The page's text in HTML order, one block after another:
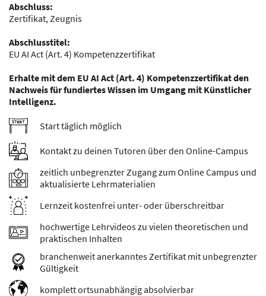
Abschluss:
Zertifikat, Zeugnis
Abschlusstitel:
EU AI Act (Art. 4) Kompetenzzertifikat
Erhalte mit dem EU AI Act (Art. 4) Kompetenzzertifikatden
Nachweis für fundiertes Wissen im Umgang mit Künstlicher
Intelligenz.
Start täglich möglich
Kontakt zu deinen Tutoren über den Online-Campus
zeitlich unbegrenzter Zugang zum Online Campus und
aktualisierte Lehrmaterialien
Lernzeit kostenfrei unter- oder überschreitbar
hochwertige Lehrvideos zu vielen theoretischen und
praktischen Inhalten
branchenweit anerkanntes Zertifikat mit unbegrenzter
Gültigkeit
komplett ortsunabhängig absolvierbar